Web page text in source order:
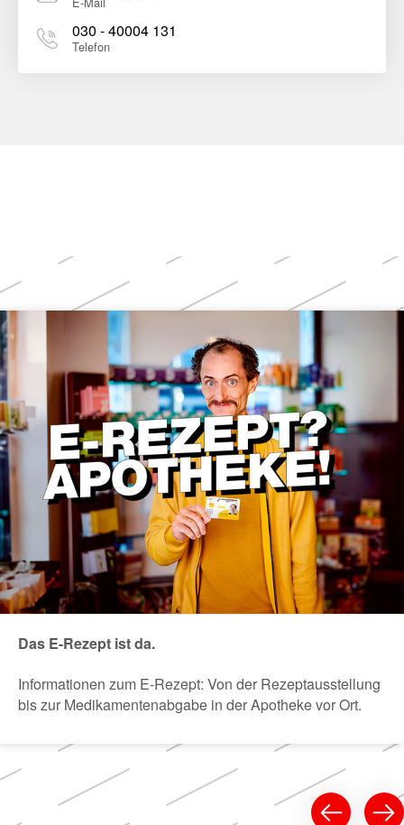
030 - 40004 131
Telefon
Weitere
Themen
Das E-Rezept ist da.
Informationen zum E-Rezept: Von der Rezeptausstellung
bis zur Medikamentenabgabe in der Apotheke vor Ort.